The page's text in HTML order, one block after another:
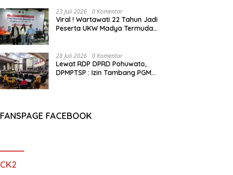
23 Juli 2026 0 Komentar
Viral ! Wartawati 22 Tahun Jadi
Peserta UKW Madya Termuda
28 Juli 2026 0 Komentar
Lewat RDP DPRD Pohuwato,
DPMPTSP : Izin Tambang PGM
FANSPAGE FACEBOOK
CK2